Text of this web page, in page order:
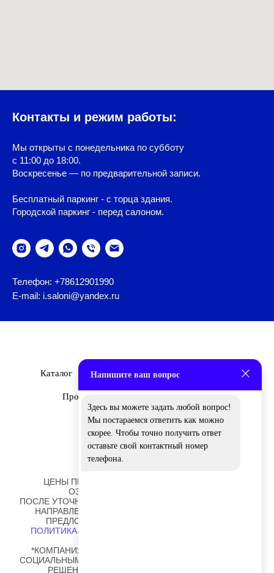
Контакты и режим работы:
Мы открыты с понедельника по субботу
с 11:00 до 18:00.
Воскресенье — по предварительной записи.
Бесплатный паркинг - с торца здания.
Городской паркинг - перед салоном.
Телефон: +78612901990
E-mail: i.saloni@yandex.ru
Каталог Бренды О Нас
Проекты
ЦЕНЫ ПРЕДСТАВЛЕННЫЕ НА САЙТЕ НОСЯТ
ОЗНАКОМИТЕЛЬНЫЙ ХАРАКТЕР!
ПОСЛЕ УТОЧНЕНИЯ ОТДЕЛОК И РАЗМЕРОВ ВАМ БУДЕТ
НАПРАВЛЕНО ПЕРСОНАЛЬНОЕ КОММЕРЧЕСКОЕ
ПРЕДЛОЖЕНИЕ ОТ НАШИХ СОТРУДНИКОВ.
ПОЛИТИКА ОБРАБОТКИ ПЕРСОНАЛЬНЫХ ДАННЫХ
*КОМПАНИЯ META PLATFORMS INC., ВЛАДЕЮЩАЯ
СОЦИАЛЬНЫМИ СЕТЯМИ FACEBOOK И INSTAGRAM, ПО
РЕШЕНИЮ СУДА ОТ 21.03.2022 ПРИЗНАНА
Напишите ваш вопрос
Здесь вы можете задать любой вопрос!
Мы постараемся ответить как можно
скорее. Чтобы точно получить ответ
оставьте свой контактный номер
телефона.